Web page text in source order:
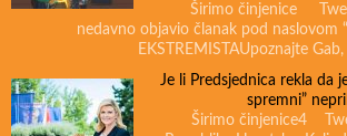
Širimo činjenice
nedavno objavio članak pod naslovom
EKSTREMISTAUpoznajte
Je li Predsjednica rekla da
spremni”
Širimo činjenice4